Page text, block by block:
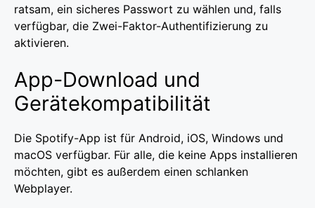
ratsam, ein sicheres Passwort zu wählen und, falls
verfügbar, die Zwei-Faktor-Authentifizierung zu
aktivieren.
App-Download und
Gerätekompatibilität
Die Spotify-App ist für Android, iOS, Windows und
macOS verfügbar. Für alle, die keine Apps installieren
möchten, gibt es außerdem einen schlanken
Webplayer.